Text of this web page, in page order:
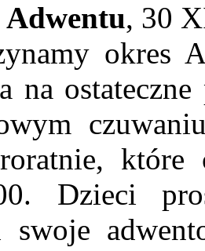
, 30
okres
na
które
Dzieci